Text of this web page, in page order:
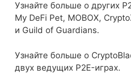
Узнайте больше о других
My DeFi Pet, MOBOX,
и Guild of Guardians.
Узнайте больше о
двух ведущих P2E-играх.